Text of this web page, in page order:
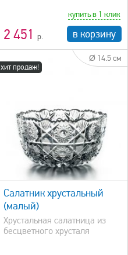
2 451
купить в 1 клик
в корзину
хит продаж!
Ø 14.5 см
Салатник хрустальный
(малый)
Хрустальная салатница из
бесцветного хрусталя